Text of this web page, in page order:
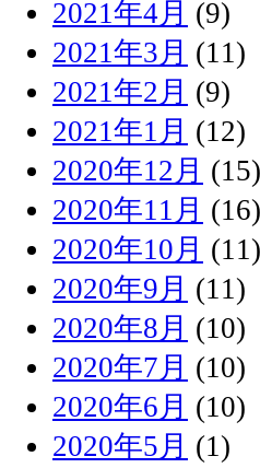
2021年4月 (9)
2021年3月 (11)
2021年2月 (9)
2021年1月 (12)
2020年12月 (15)
2020年11月 (16)
2020年10月 (11)
2020年9月 (11)
2020年8月 (10)
2020年7月 (10)
2020年6月 (10)
2020年5月 (1)